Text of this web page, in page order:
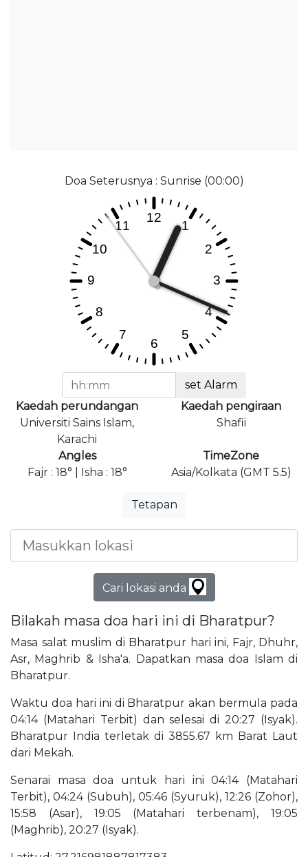
Doa Seterusnya : Sunrise (00:00)
set Alarm
Kaedah perundangan
Universiti Sains Islam,
Karachi
Kaedah pengiraan
Shafii
Angles
Fajr : 18° | Isha : 18°
TimeZone
Asia/Kolkata (GMT 5.5)
Tetapan
Cari lokasi anda
Bilakah masa doa hari ini di Bharatpur?
Masa salat muslim di Bharatpur hari ini, Fajr, Dhuhr,
Asr, Maghrib & Isha'a. Dapatkan masa doa Islam di
Bharatpur.
Waktu doa hari ini di Bharatpur akan bermula pada
04:14 (Matahari Terbit) dan selesai di 20:27 (Isyak).
Bharatpur India terletak di 3855.67 km Barat Laut
dari Mekah.
Senarai masa doa untuk hari ini 04:14 (Matahari
Terbit), 04:24 (Subuh), 05:46 (Syuruk), 12:26 (Zohor),
15:58 (Asar), 19:05 (Matahari terbenam), 19:05
(Maghrib), 20:27 (Isyak).